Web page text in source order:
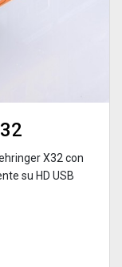
X32 con
su HD USB